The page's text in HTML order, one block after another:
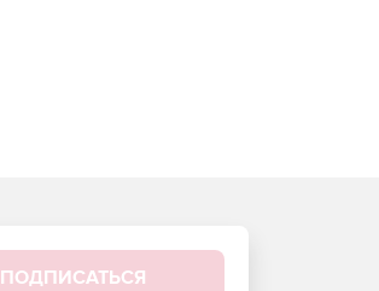
ПОДПИСАТЬСЯ